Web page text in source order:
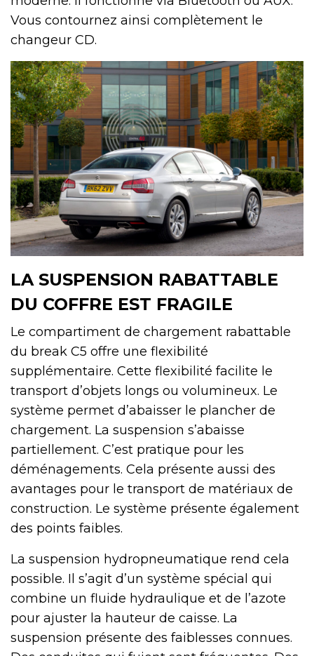
Vous contournez ainsi complètement le
changeur CD.
LA SUSPENSION RABATTABLE
DU COFFRE EST FRAGILE
Le compartiment de chargement rabattable
du break C5 offre une flexibilité
supplémentaire. Cette flexibilité facilite le
transport d’objets longs ou volumineux. Le
système permet d’abaisser le plancher de
chargement. La suspension s’abaisse
partiellement. C’est pratique pour les
déménagements. Cela présente aussi des
avantages pour le transport de matériaux de
construction. Le système présente également
des points faibles.
La suspension hydropneumatique rend cela
possible. Il s’agit d’un système spécial qui
combine un fluide hydraulique et de l’azote
pour ajuster la hauteur de caisse. La
suspension présente des faiblesses connues.